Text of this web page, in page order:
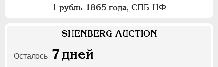
1 рубль 1865 года, СПБ-НФ
SHENBERG AUCTION
Осталось 7дней